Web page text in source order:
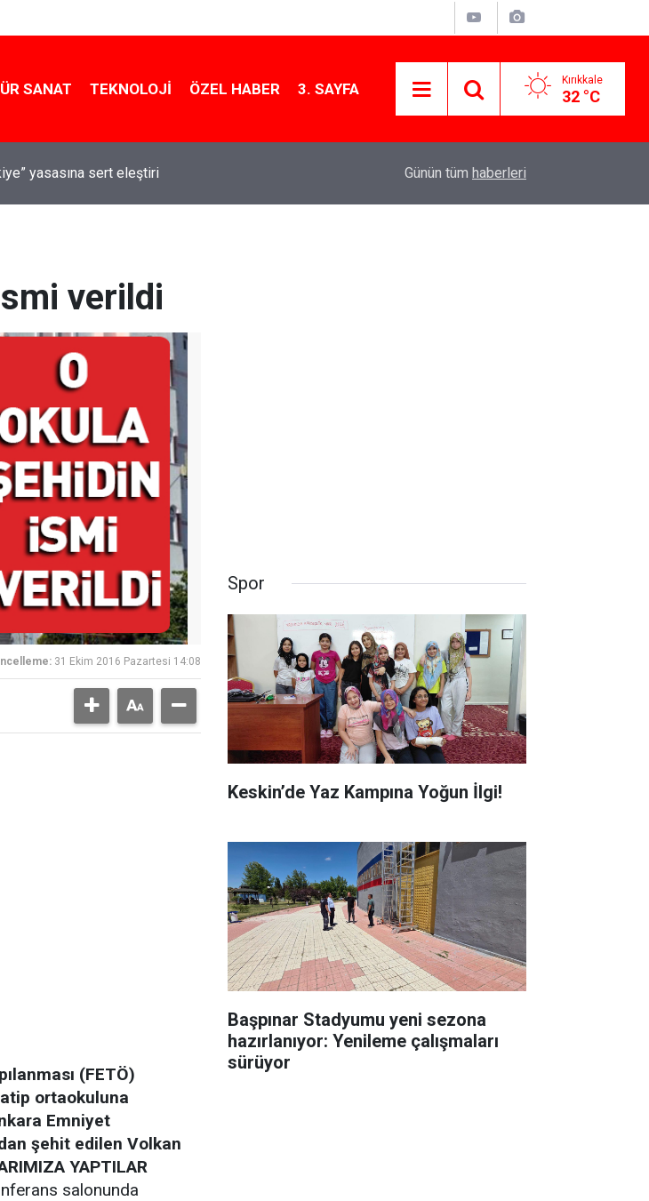
SANAT TEKNOLOJI ÖZEL HABER 3. SAYFA Kırıkkale
32 °C
yasasına sert eleştiri Kırıkkale’de hayvan hastalıklarına karşı
Günün tüm haberleri
verildi
31 Ekim 2016 Pazartesi 14:08
(FETÖ)
ortaokuluna
Emniyet
şehit edilen Volkan
YAPTILAR
salonunda
Spor
Keskin’de Yaz Kampına Yoğun İlgi!
Başpınar Stadyumu yeni sezona
hazırlanıyor: Yenileme çalışmaları
sürüyor